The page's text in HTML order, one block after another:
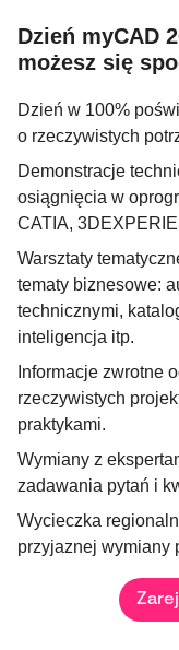
Dzień myCAD
możesz się
Dzień w 100%
o rzeczywistych
Demonstracje
osiągnięcia w
CATIA,
Warsztaty
tematy biznesowe:
technicznymi,
inteligencja itp.
Informacje zwrotne
rzeczywistych
praktykami.
Wymiany z
zadawania pytań i
Wycieczka
przyjaznej wymiany